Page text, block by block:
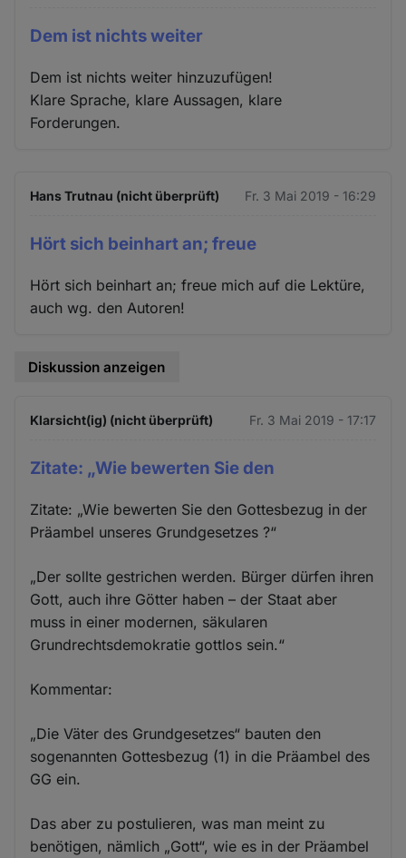
Dem ist nichts weiter
Dem ist nichts weiter hinzuzufügen!
Klare Sprache, klare Aussagen, klare
Forderungen.
Hans Trutnau (nicht überprüft) Fr. 3 Mai 2019 - 16:29
Hört sich beinhart an; freue
Hört sich beinhart an; freue mich auf die Lektüre,
auch wg. den Autoren!
Diskussion anzeigen
Klarsicht(ig) (nicht überprüft) Fr. 3 Mai 2019 - 17:17
Zitate: „Wie bewerten Sie den
Zitate: „Wie bewerten Sie den Gottesbezug in der
Präambel unseres Grundgesetzes ?“
„Der sollte gestrichen werden. Bürger dürfen ihren
Gott, auch ihre Götter haben – der Staat aber
muss in einer modernen, säkularen
Grundrechtsdemokratie gottlos sein.“
Kommentar:
„Die Väter des Grundgesetzes“ bauten den
sogenannten Gottesbezug (1) in die Präambel des
GG ein.
Das aber zu postulieren, was man meint zu
benötigen, nämlich „Gott“, wie es in der Präambel